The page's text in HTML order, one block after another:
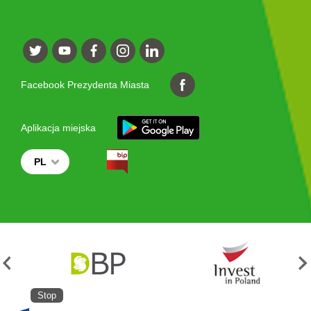
Facebook Prezydenta Miasta
Aplikacja miejska
PL
Stop